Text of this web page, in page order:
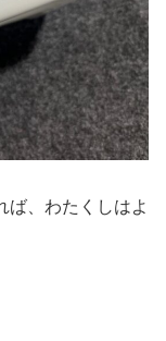
ば、わたくしはよ